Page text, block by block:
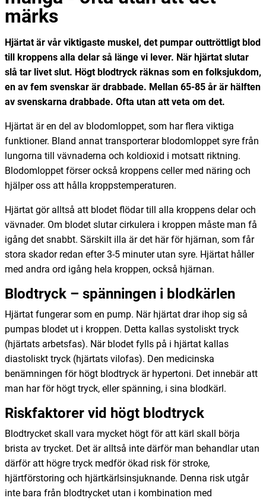
märks
Hjärtat är vår viktigaste muskel, det pumpar outtröttligt blod
till kroppens alla delar så länge vi lever. När hjärtat slutar
slå tar livet slut. Högt blodtryck räknas som en folksjukdom,
en av fem svenskar är drabbade. Mellan 65-85 år är hälften
av svenskarna drabbade. Ofta utan att veta om det.
Hjärtat är en del av blodomloppet, som har flera viktiga
funktioner. Bland annat transporterar blodomloppet syre från
lungorna till vävnaderna och koldioxid i motsatt riktning.
Blodomloppet förser också kroppens celler med näring och
hjälper oss att hålla kroppstemperaturen.
Hjärtat gör alltså att blodet flödar till alla kroppens delar och
vävnader. Om blodet slutar cirkulera i kroppen måste man få
igång det snabbt. Särskilt illa är det här för hjärnan, som får
stora skador redan efter 3-5 minuter utan syre. Hjärtat håller
med andra ord igång hela kroppen, också hjärnan.
Blodtryck – spänningen i blodkärlen
Hjärtat fungerar som en pump. När hjärtat drar ihop sig så
pumpas blodet ut i kroppen. Detta kallas systoliskt tryck
(hjärtats arbetsfas). När blodet fylls på i hjärtat kallas
diastoliskt tryck (hjärtats vilofas). Den medicinska
benämningen för högt blodtryck är hypertoni. Det innebär att
man har för högt tryck, eller spänning, i sina blodkärl.
Riskfaktorer vid högt blodtryck
Blodtrycket skall vara mycket högt för att kärl skall börja
brista av trycket. Det är alltså inte därför man behandlar utan
därför att högre tryck medför ökad risk för stroke,
hjärtförstoring och hjärtkärlsinsjuknande. Denna risk utgår
inte bara från blodtrycket utan i kombination med